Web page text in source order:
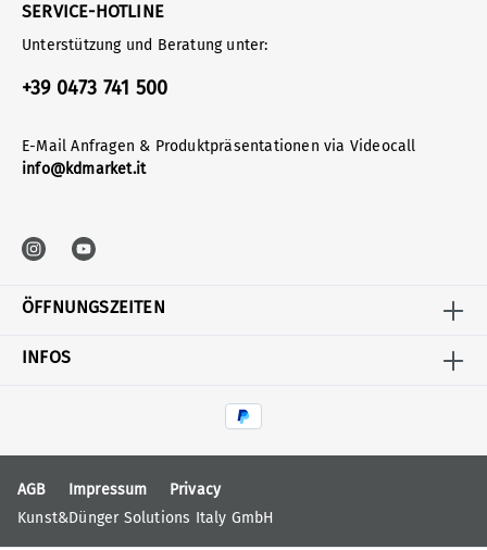
SERVICE-HOTLINE
Unterstützung und Beratung unter:
+39 0473 741 500
E-Mail Anfragen & Produktpräsentationen via Videocall
info@kdmarket.it
ÖFFNUNGSZEITEN
INFOS
AGB Impressum
Privacy
Kunst&Dünger Solutions Italy GmbH